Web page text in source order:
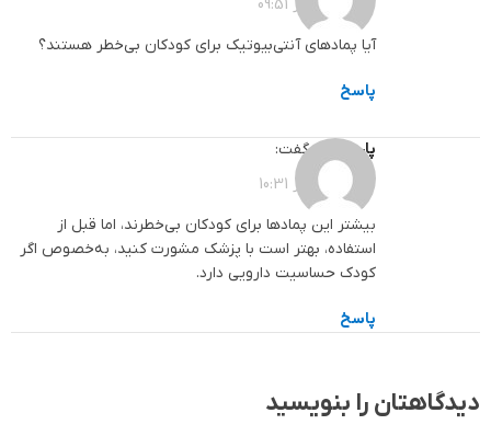
1403-11-15 در 09:51
آیا پمادهای آنتی‌بیوتیک برای کودکان بی‌خطر هستند؟
پاسخ
پارساطب
گفت:
1403-11-15 در 10:31
بیشتر این پمادها برای کودکان بی‌خطرند، اما قبل از
استفاده، بهتر است با پزشک مشورت کنید، به‌خصوص اگر
کودک حساسیت دارویی دارد.
پاسخ
دیدگاهتان را بنویسید